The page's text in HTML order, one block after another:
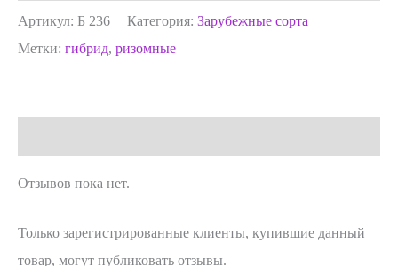
Артикул: Б 236 Категория: Зарубежные сорта
Метки: гибрид, ризомные
Отзывов пока нет.
Только зарегистрированные клиенты, купившие данный
товар, могут публиковать отзывы.